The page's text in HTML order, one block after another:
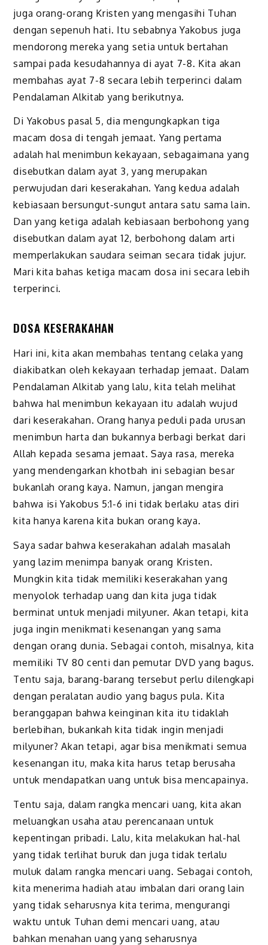
juga orang-orang Kristen yang mengasihi Tuhan
dengan sepenuh hati. Itu sebabnya Yakobus juga
mendorong mereka yang setia untuk bertahan
sampai pada kesudahannya di ayat 7-8. Kita akan
membahas ayat 7-8 secara lebih terperinci dalam
Pendalaman Alkitab yang berikutnya.
Di Yakobus pasal 5, dia mengungkapkan tiga
macam dosa di tengah jemaat. Yang pertama
adalah hal menimbun kekayaan, sebagaimana yang
disebutkan dalam ayat 3, yang merupakan
perwujudan dari keserakahan. Yang kedua adalah
kebiasaan bersungut-sungut antara satu sama lain.
Dan yang ketiga adalah kebiasaan berbohong yang
disebutkan dalam ayat 12, berbohong dalam arti
memperlakukan saudara seiman secara tidak jujur.
Mari kita bahas ketiga macam dosa ini secara lebih
terperinci.
DOSA KESERAKAHAN
Hari ini, kita akan membahas tentang celaka yang
diakibatkan oleh kekayaan terhadap jemaat. Dalam
Pendalaman Alkitab yang lalu, kita telah melihat
bahwa hal menimbun kekayaan itu adalah wujud
dari keserakahan. Orang hanya peduli pada urusan
menimbun harta dan bukannya berbagi berkat dari
Allah kepada sesama jemaat. Saya rasa, mereka
yang mendengarkan khotbah ini sebagian besar
bukanlah orang kaya. Namun, jangan mengira
bahwa isi Yakobus 5:1-6 ini tidak berlaku atas diri
kita hanya karena kita bukan orang kaya.
Saya sadar bahwa keserakahan adalah masalah
yang lazim menimpa banyak orang Kristen.
Mungkin kita tidak memiliki keserakahan yang
menyolok terhadap uang dan kita juga tidak
berminat untuk menjadi milyuner. Akan tetapi, kita
juga ingin menikmati kesenangan yang sama
dengan orang dunia. Sebagai contoh, misalnya, kita
memiliki TV 80 centi dan pemutar DVD yang bagus.
Tentu saja, barang-barang tersebut perlu dilengkapi
dengan peralatan audio yang bagus pula. Kita
beranggapan bahwa keinginan kita itu tidaklah
berlebihan, bukankah kita tidak ingin menjadi
milyuner? Akan tetapi, agar bisa menikmati semua
kesenangan itu, maka kita harus tetap berusaha
untuk mendapatkan uang untuk bisa mencapainya.
Tentu saja, dalam rangka mencari uang, kita akan
meluangkan usaha atau perencanaan untuk
kepentingan pribadi. Lalu, kita melakukan hal-hal
yang tidak terlihat buruk dan juga tidak terlalu
muluk dalam rangka mencari uang. Sebagai contoh,
kita menerima hadiah atau imbalan dari orang lain
yang tidak seharusnya kita terima, mengurangi
waktu untuk Tuhan demi mencari uang, atau
bahkan menahan uang yang seharusnya